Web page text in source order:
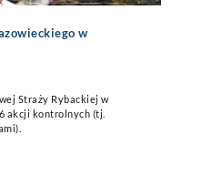
w
Straży Rybackiej w
akcji kontrolnych (tj.